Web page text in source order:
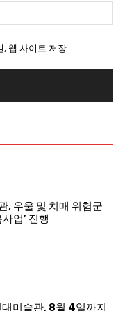
사
:
, 웹 사이트 저장.
, 우울 및 치매 위험군
업’ 진행
미술관, 8월 4일까지